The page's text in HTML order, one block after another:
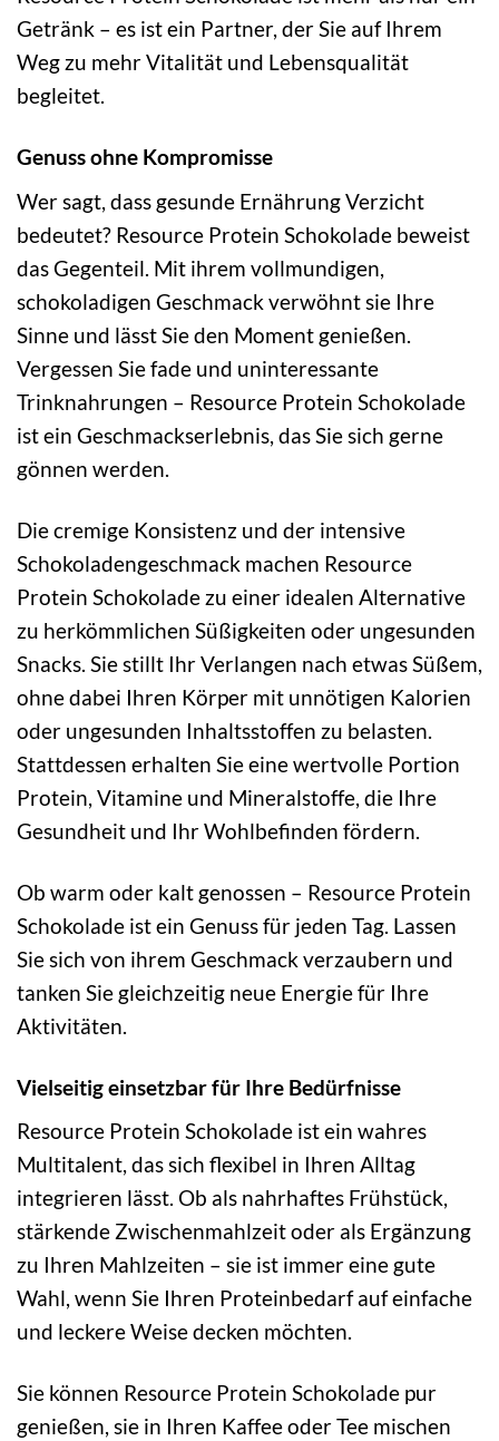
Getränk – es ist ein Partner, der Sie auf Ihrem
Weg zu mehr Vitalität und Lebensqualität
begleitet.
Genuss ohne Kompromisse
Wer sagt, dass gesunde Ernährung Verzicht
bedeutet? Resource Protein Schokolade beweist
das Gegenteil. Mit ihrem vollmundigen,
schokoladigen Geschmack verwöhnt sie Ihre
Sinne und lässt Sie den Moment genießen.
Vergessen Sie fade und uninteressante
Trinknahrungen – Resource Protein Schokolade
ist ein Geschmackserlebnis, das Sie sich gerne
gönnen werden.
Die cremige Konsistenz und der intensive
Schokoladengeschmack machen Resource
Protein Schokolade zu einer idealen Alternative
zu herkömmlichen Süßigkeiten oder ungesunden
Snacks. Sie stillt Ihr Verlangen nach etwas Süßem,
ohne dabei Ihren Körper mit unnötigen Kalorien
oder ungesunden Inhaltsstoffen zu belasten.
Stattdessen erhalten Sie eine wertvolle Portion
Protein, Vitamine und Mineralstoffe, die Ihre
Gesundheit und Ihr Wohlbefinden fördern.
Ob warm oder kalt genossen – Resource Protein
Schokolade ist ein Genuss für jeden Tag. Lassen
Sie sich von ihrem Geschmack verzaubern und
tanken Sie gleichzeitig neue Energie für Ihre
Aktivitäten.
Vielseitig einsetzbar für Ihre Bedürfnisse
Resource Protein Schokolade ist ein wahres
Multitalent, das sich flexibel in Ihren Alltag
integrieren lässt. Ob als nahrhaftes Frühstück,
stärkende Zwischenmahlzeit oder als Ergänzung
zu Ihren Mahlzeiten – sie ist immer eine gute
Wahl, wenn Sie Ihren Proteinbedarf auf einfache
und leckere Weise decken möchten.
Sie können Resource Protein Schokolade pur
genießen, sie in Ihren Kaffee oder Tee mischen